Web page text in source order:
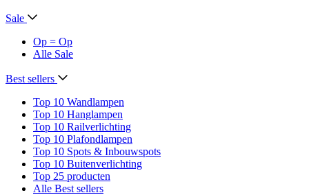
Sale
Op = Op
Alle Sale
Best sellers
Top 10 Wandlampen
Top 10 Hanglampen
Top 10 Railverlichting
Top 10 Plafondlampen
Top 10 Spots & Inbouwspots
Top 10 Buitenverlichting
Top 25 producten
Alle Best sellers